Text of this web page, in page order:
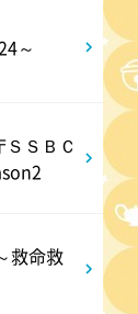
の魅力
～
ＳＢＣ
救命救